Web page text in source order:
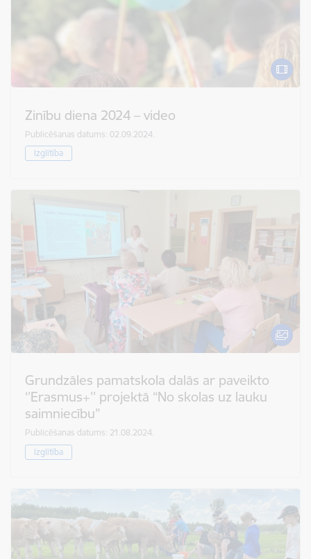
Zinību diena 2024 – video
Publicēšanas datums: 02.09.2024.
Izglītība
Grundzāles pamatskola dalās ar paveikto
‘’Erasmus+’’ projektā “No skolas uz lauku
saimniecību”
Publicēšanas datums: 21.08.2024.
Izglītība